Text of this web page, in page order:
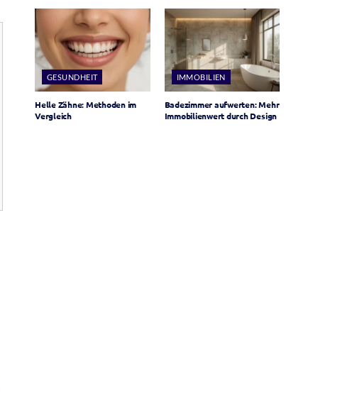
GESUNDHEIT
Helle Zähne: Methoden im
Vergleich
IMMOBILIEN
Badezimmer aufwerten: Mehr
Immobilienwert durch Design